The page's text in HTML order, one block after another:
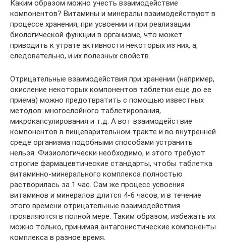
Каким образом можно учесть взаимодействие
компонентов? Витамины и минералы взаимодействуют в
процессе хранения, при усвоении и при реализации
биологической функции в организме, что может
приводить к утрате активности некоторых из них, а,
следовательно, и их полезных свойств.
Отрицательные взаимодействия при хранении (например,
окисление некоторых компонентов таблетки еще до ее
приема) можно предотвратить с помощью известных
методов: многослойного таблетирования,
микрокапсулирования и т.д. А вот взаимодействие
компонентов в пищеварительном тракте и во внутренней
среде организма подобными способами устранить
нельзя. Физиологически необходимо, и этого требуют
строгие фармацевтические стандарты, чтобы таблетка
витаминно-минерального комплекса полностью
растворилась за 1 час. Сам же процесс усвоения
витаминов и минералов длится 4-6 часов, и в течение
этого времени отрицательные взаимодействия
проявляются в полной мере. Таким образом, избежать их
можно только, принимая антагонистические компоненты
комплекса в разное время.